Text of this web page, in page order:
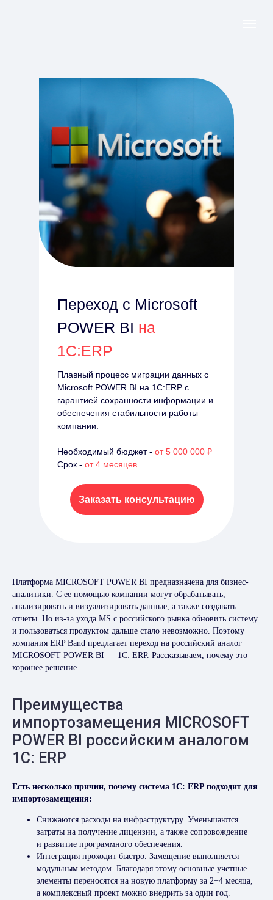
Переход с Microsoft
POWER BI на
1С:ERP
Плавный процесс миграции данных с
Microsoft POWER BI на 1С:ERP с
гарантией сохранности информации и
обеспечения стабильности работы
компании.
Необходимый бюджет - от 5 000 000 ₽
Срок - от 4 месяцев
Заказать консультацию
Платформа MICROSOFT POWER BI предназначена для бизнес-
аналитики. С ее помощью компании могут обрабатывать,
анализировать и визуализировать данные, а также создавать
отчеты. Но из-за ухода MS с российского рынка обновить систему
и пользоваться продуктом дальше стало невозможно. Поэтому
компания ERP Band предлагает переход на российский аналог
MICROSOFT POWER BI — 1C: ERP. Рассказываем, почему это
хорошее решение.
Преимущества
импортозамещения MICROSOFT
POWER BI российским аналогом
1C: ERP
Есть несколько причин, почему система 1C: ERP подходит для
импортозамещения:
Снижаются расходы на инфраструктуру. Уменьшаются
затраты на получение лицензии, а также сопровождение
и развитие программного обеспечения.
Интеграция проходит быстро. Замещение выполняется
модульным методом. Благодаря этому основные учетные
элементы переносятся на новую платформу за 2−4 месяца,
а комплексный проект можно внедрить за один год.